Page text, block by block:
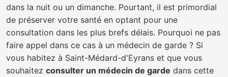
dans la nuit ou un dimanche. Pourtant, il est primordial
de préserver votre santé en optant pour une
consultation dans les plus brefs délais. Pourquoi ne pas
faire appel dans ce cas à un médecin de garde ? Si
vous habitez à Saint-Médard-d'Eyrans et que vous
souhaitez consulter un médecin de garde dans cette